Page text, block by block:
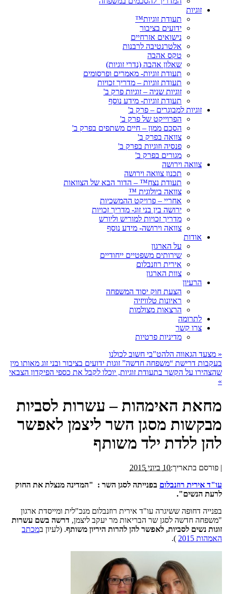
זוגיות
תעודת זוגיות™
ידועים בציבור
נישואים אזרחיים
אלטרנטיבה לרבנות
טקס אהבה
שאלון אהבה (נדרי זוגיות)
תעודת זוגיות- מאמרים ופרסומים
תעודת זוגיות – מדריך זכויות
זוגיות שניה – זוגיות פרק ב'
תעודת זוגיות- מידע נוסף
זוגיות למבוגרים – פרק ב'
הפרוייקט של פרק ב'
הסכם ממון – חיים משתפים בפרק ב'
צוואה בפרק ב'
פנסיה וזוגיות בפרק ב'
מגורים בפרק ב'
צוואה וירושה
תכנון צוואה וירושה
תעודת נצח™ – הדור הבא של הצוואות
צוואה ביולוגית ™
אחריי – פרויקט ההמשכיות
ירושה בין בני זוג- מדריך זכויות
מדריך זכויות למוריש וליורש
צוואה וירושה- מידע נוסף
אודות
על הארגון
שירותים משפטיים ייחודיים
אירית רוזנבלום
צוות הארגון
הרעיון
הצעת חוק יסוד המשפחה
ראיונות טלוויזיה
הרצאות מצולמות
לתרומה
צרו קשר
מדיניות פרטיות
« מצעד הגאווה הלהט"בי חשוב לכולנו
בעקבות דרישת “משפחה חדשה” זוגות ידועים בציבור ובני זוג מאותו מין
שהצהירו על הקשר בתעודת זוגיות, יוכלו לקבל את כספי הפיקדון הצבאי
»
מחאת האימהות – עשרות לסביות
מבקשות מסגן השר ליצמן לאפשר
להן ללדת ילד משותף
| פורסם בתאריך:10 ביוני 2015
עו"ד אירית רוזנבלום בפנייתה לסגן השר : "המדינה מנצלת את החוק
לרעת הנשים".
בפנייה דחופה ששיגרה עו"ד אירית רוזנבלום מנכ"לית ומייסדת ארגון
"משפחה חדשה לסגן שר הבריאות מר יעקב ליצמן, דרשה בשם עשרות
זוגות נשים לסביות, לאפשר להן להרות היריון משותף. (לעיון במכתב
האמהות 2015
).